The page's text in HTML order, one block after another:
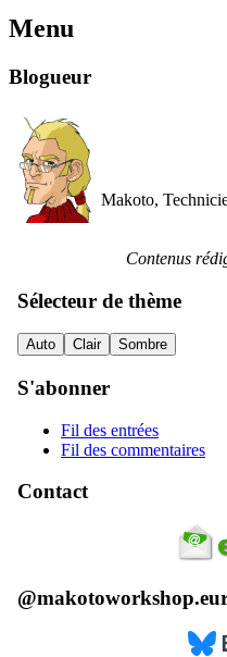
Menu
Blogueur
Makoto,
Contenus
Sélecteur de thème
Auto Clair Sombre
S'abonner
Fil des entrées
Fil des commentaires
Contact